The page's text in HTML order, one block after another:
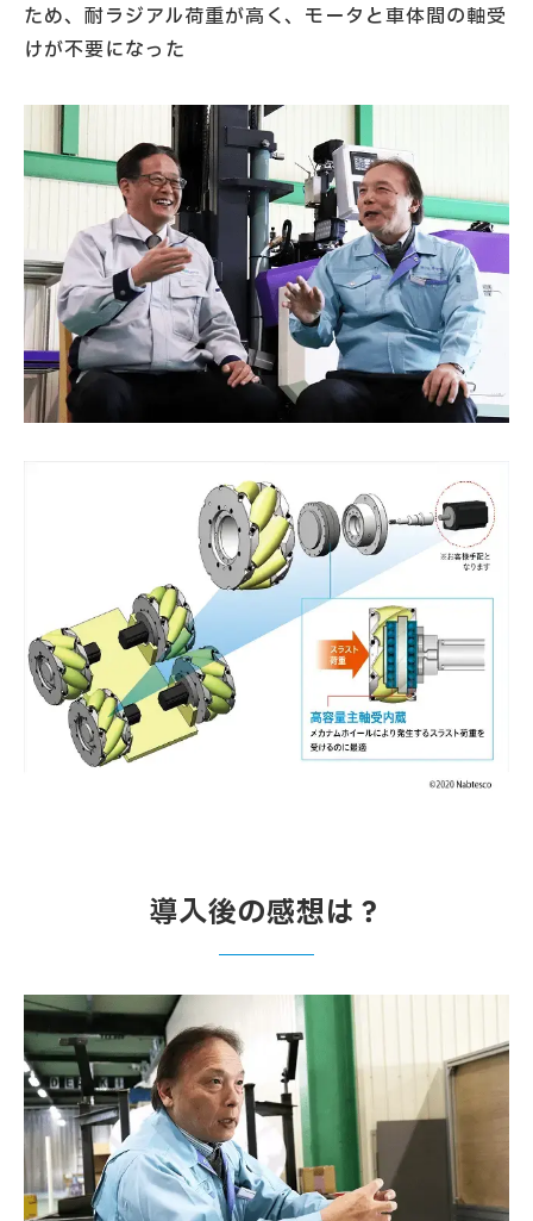
ため、耐ラジアル荷重が高く、モータと車体間の軸受
けが不要になった
導入後の感想は？